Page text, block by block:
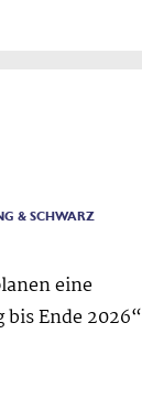
& SCHWARZ
eine
Ende 2026“